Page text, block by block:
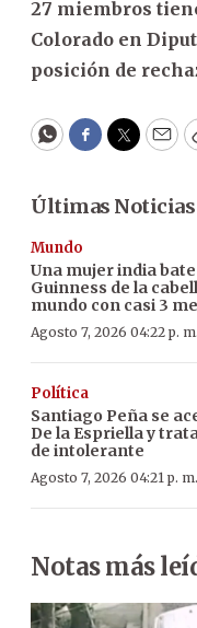
27 miembros
Colorado en
posición de
WhatsApp
Facebook
Twitter
Últimas Noticias
Mundo
Una mujer india
Guinness de la
mundo con casi 3
Agosto 7, 2026 04:22 p. m.
Política
Santiago Peña se
De la Espriella y
de intolerante
Agosto 7, 2026 04:21 p. m.
Notas más